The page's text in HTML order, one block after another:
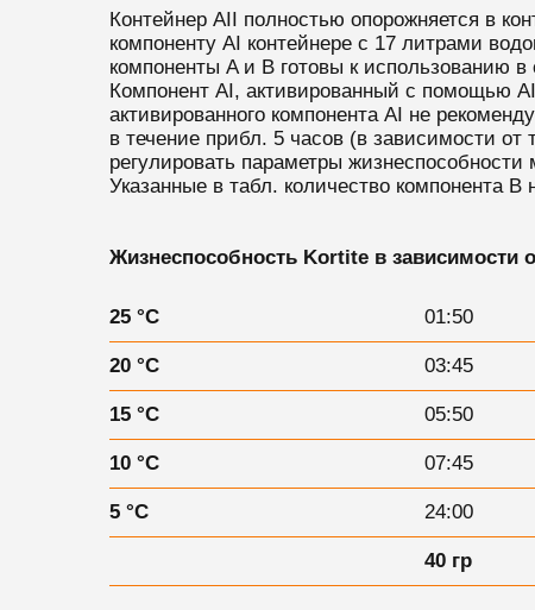
Контейнер AII полностью опорожняется в
компоненту AI контейнере с 17 литрами
компоненты A и B готовы к использованию
Компонент AI, активированный с помощью
активированного компонента AI не
в течение прибл. 5 часов (в зависимости
регулировать параметры жизнеспособности
Указанные в табл. количество компонента
Жизнеспособность Kortiteв зависимости
25 °C 01:50
20 °C 03:45
15 °C 05:50
10 °C 07:45
5 °C 24:00
40 гр